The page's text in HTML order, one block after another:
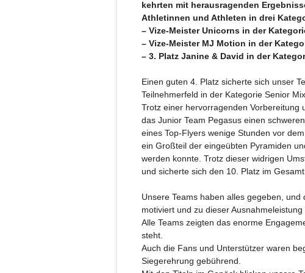
kehrten mit herausragenden
Athletinnen und Athleten in drei
– Vize-Meister Unicorns in der
– Vize-Meister MJ Motion in der
– 3. Platz Janine & David in der
Einen guten 4. Platz sicherte sich unser
Teilnehmerfeld in der Kategorie Senior
Trotz einer hervorragenden Vorbereitung
das Junior Team Pegasus einen
eines Top-Flyers wenige Stunden vor
ein Großteil der eingeübten Pyramiden
werden konnte. Trotz dieser widrigen
und sicherte sich den 10. Platz im
Unsere Teams haben alles gegeben,
motiviert und zu dieser Ausnahmeleistung
Alle Teams zeigten das enorme
steht.
Auch die Fans und Unterstützer waren
Siegerehrung gebührend.